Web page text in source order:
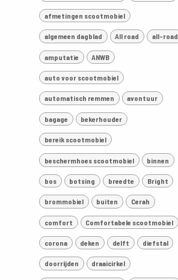
afmetingen scootmobiel
algemeen dagblad All road all-road
amputatie ANWB
auto voor scootmobiel
automatisch remmen avontuur
bagage bekerhouder
bereik scootmobiel
beschermhoes scootmobiel binnen
bos botsing breedte Bright
brommobiel buiten Cerah
comfort Comfortabele scootmobiel
corona deken delft diefstal
doorrijden draaicirkel